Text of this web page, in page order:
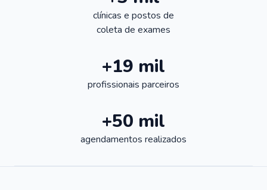
clínicas e postos de
coleta de exames
+19 mil
profissionais parceiros
+50 mil
agendamentos realizados